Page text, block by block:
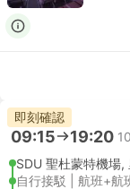
即刻確認
09:15 19:20
SDU 聖杜蒙特機場,
自行接駁 | 航班+航